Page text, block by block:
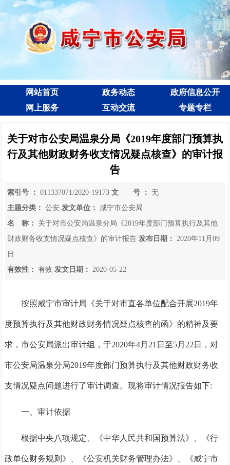
网站首页 政务动态
政府信息公开
网上服务
互动交流 专题专栏
关于对市公安局温泉分局《2019年度部门预算执
行及其他财政财务收支情况疑点核查》的审计报
告
索引号 ： 011337071/2020-19173 文 号 ：
无
主题分类：
公安 发文单位：
咸宁市公安局
名 称：
关于对市公安局温泉分局《2019年度部门预算执行及其他
财政财务收支情况疑点核查》的审计报告 发布日期：
2020年11月09
日
有效性：
有效 发文日期： 2020-05-22
按照咸宁市审计局《关于对市直各单位配合开展2019年
度预算执行及其他财政财务情况疑点核查的函》的精神及要
求，市公安局派出审计组，于2020年4月 21 日至5月 22 日，对
市公安局温泉分局2019年度部门预算执行及其他财政财务收
支情况疑点问题进行了审计调查。现将审计情况报告如下:
一、审计依据
根据中央八项规定、《中华人民共和国预算法》、《行
政单位财务规则》、《公安机关财务管理办法》、《咸宁市